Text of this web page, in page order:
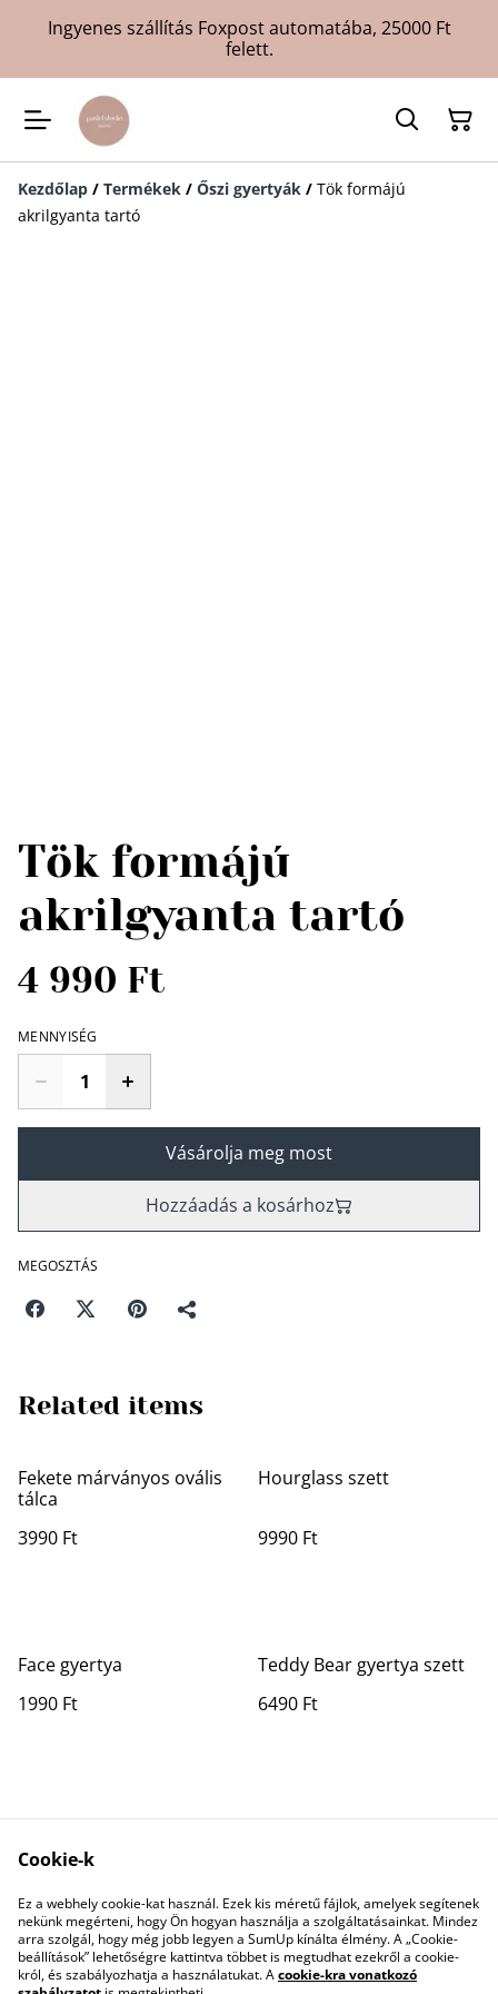
Ingyenes szállítás Foxpost automatába, 25000 Ft
felett.
Kezdőlap / Termékek / Őszi gyertyák / Tök formájú
akrilgyanta tartó
Tök formájú
akrilgyanta tartó
4 990 Ft
MENNYISÉG
Vásárolja meg most
Hozzáadás a kosárhoz
MEGOSZTÁS
Related items
Fekete márványos ovális
tálca
3990 Ft
Hourglass szett
9990 Ft
Face gyertya
1990 Ft
Teddy Bear gyertya szett
6490 Ft
Contact Us
Legal Terms
Privacy Policy
Cookie Policy
Cookie-k
Ez a webhely cookie-kat használ. Ezek kis méretű fájlok, amelyek segítenek
nekünk megérteni, hogy Ön hogyan használja a szolgáltatásainkat. Mindez
arra szolgál, hogy még jobb legyen a SumUp kínálta élmény. A „Cookie-
beállítások” lehetőségre kattintva többet is megtudhat ezekről a cookie-
król, és szabályozhatja a használatukat. Acookie-kra vonatkozó